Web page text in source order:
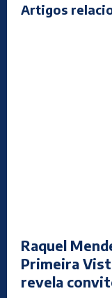
Artigos
Raquel
Primeira
revela